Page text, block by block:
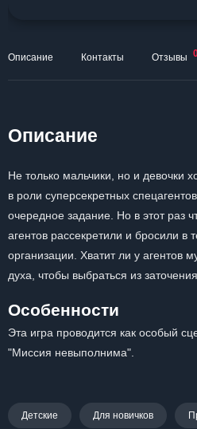
Описание Контакты Отзывы
Описание
Не только мальчики, но и девочки
в роли суперсекретных
очередное задание. Но в этот раз
агентов рассекретили и бросили в
организации. Хватит ли у агентов
духа, чтобы выбраться из
Особенности
Эта игра проводится как особый
"Миссия невыполнима".
Детские Для новичков